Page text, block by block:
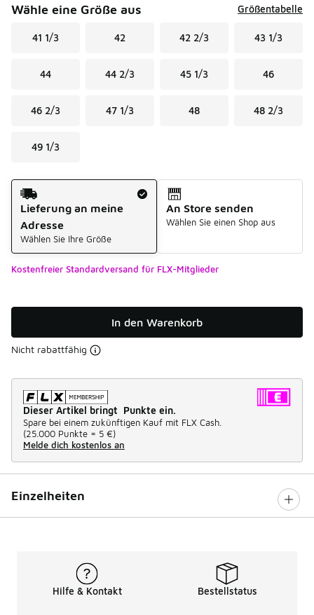
Wähle eine Größe aus Größentabelle
41 1/3 42 42 2/3 43 1/3
44 44 2/3 45 1/3 46
46 2/3 47 1/3 48 48 2/3
49 1/3
Versandart
Lieferung an meine
Adresse
Wählen Sie Ihre Größe
An Store senden
Wählen Sie einen Shop aus
Kostenfreier Standardversand für FLX-Mitglieder
In den Warenkorb
Nicht rabattfähig
Dieser Artikel bringt Punkte ein.
Spare bei einem zukünftigen Kauf mit FLX Cash.
(25.000 Punkte = 5 €)
Melde dich kostenlos an
Einzelheiten
Hilfe & Kontakt Bestellstatus